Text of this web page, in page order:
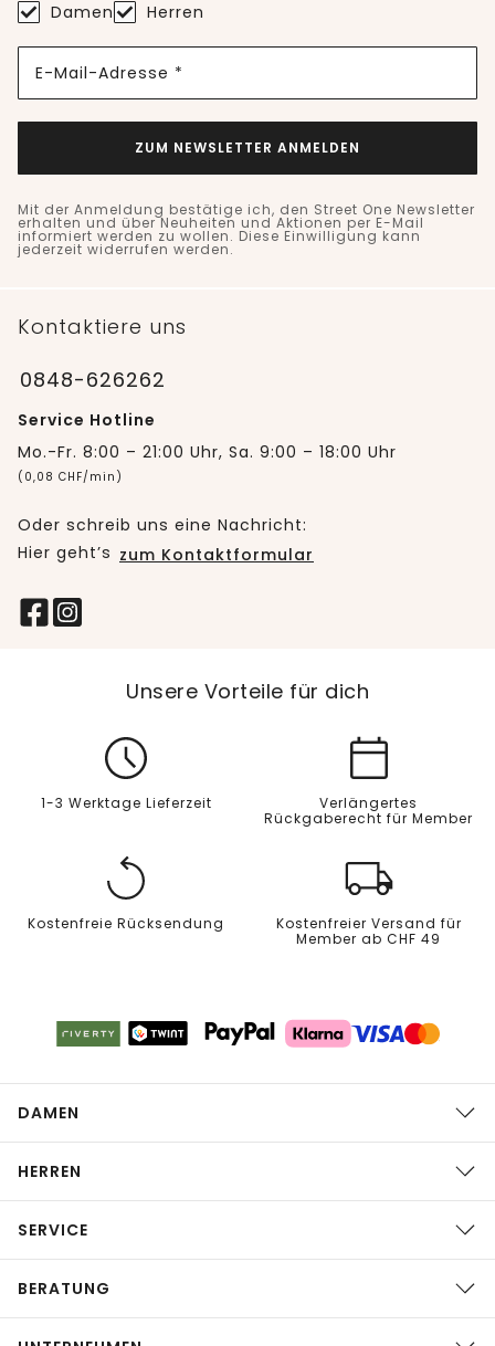
Damen Herren
E-Mail-Adresse *
ZUM NEWSLETTER ANMELDEN
Mit der Anmeldung bestätige ich, den Street One Newsletter
erhalten und über Neuheiten und Aktionen per E-Mail
informiert werden zu wollen. Diese Einwilligung kann
jederzeit widerrufen werden.
Kontaktiere uns
0848-626262
Service Hotline
Mo.-Fr. 8:00 – 21:00 Uhr, Sa. 9:00 – 18:00 Uhr
(0,08 CHF/min)
Oder schreib uns eine Nachricht:
Hier geht’s zum Kontaktformular
Unsere Vorteile für dich
1-3 Werktage Lieferzeit
Verlängertes
Rückgaberecht für Member
Kostenfreie Rücksendung
Kostenfreier Versand für
Member ab CHF 49
DAMEN
HERREN
SERVICE
BERATUNG